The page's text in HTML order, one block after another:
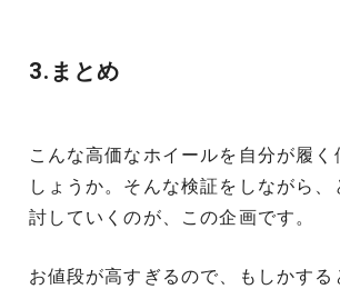
3.まとめ
こんな高価なホイールを自分が履
しょうか。そんな検証をしながら
討していくのが、この企画です。
お値段が高すぎるので、もしかする